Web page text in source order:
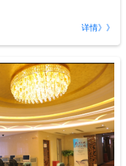
详情》》